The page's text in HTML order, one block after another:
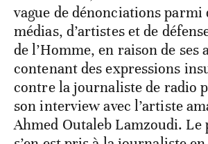
vague de dénonciations
médias, d’artistes et de
de l’Homme, en raison de ses
contenant des expressions
contre la journaliste de radio
son interview avec l’artiste
Ahmed Outaleb Lamzoudi. Le